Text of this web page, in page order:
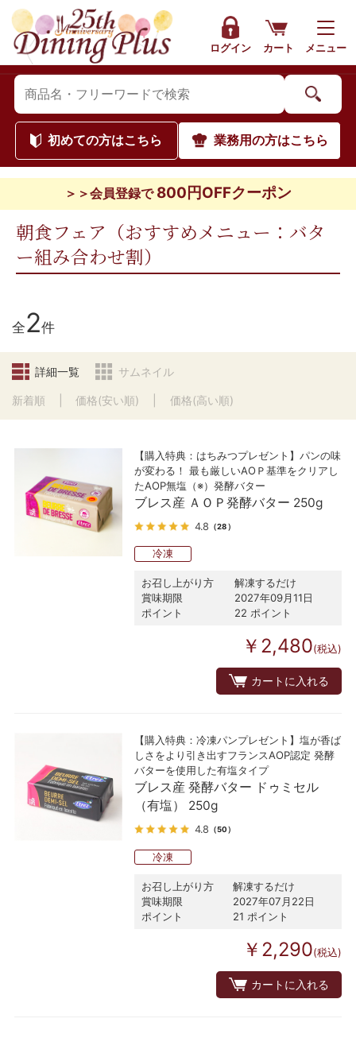
ログイン カート メニュー
初めての方はこちら 業務用の方はこちら
＞＞会員登録で 800円OFFクーポン
朝食フェア（おすすめメニュー：バタ
ー組み合わせ割）
全2件
詳細一覧 サムネイル
新着順 価格(安い順) 価格(高い順)
【購入特典：はちみつプレゼント】パンの味
が変わる！ 最も厳しいAOＰ基準をクリアし
たAOP無塩（※）発酵バター
ブレス産 ＡＯＰ発酵バター 250g
4.8 （28）
冷凍
お召し上がり方
解凍するだけ
賞味期限
2027年09月11日
ポイント
22 ポイント
￥2,480(税込)
カートに入れる
【購入特典：冷凍パンプレゼント】塩が香ば
しさをより引き出すフランスAOP認定 発酵
バターを使用した有塩タイプ
ブレス産 発酵バター ドゥミセル
（有塩） 250g
4.8 （50）
冷凍
お召し上がり方
解凍するだけ
賞味期限
2027年07月22日
ポイント
21 ポイント
￥2,290(税込)
カートに入れる